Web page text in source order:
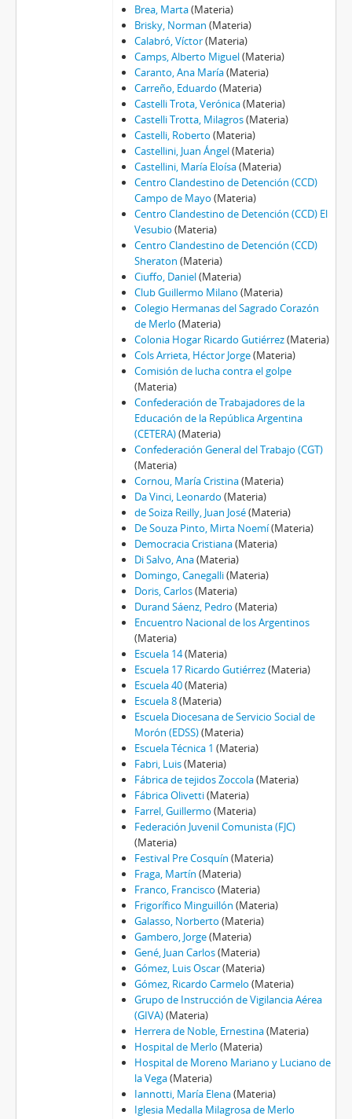
Brea, Marta(Materia)
Brisky, Norman (Materia)
Calabró, Víctor(Materia)
Camps, Alberto Miguel(Materia)
Caranto, Ana María(Materia)
Carreño, Eduardo (Materia)
Castelli Trota, Verónica(Materia)
Castelli Trotta, Milagros(Materia)
Castelli, Roberto (Materia)
Castellini, Juan Ángel(Materia)
Castellini, María Eloísa(Materia)
Centro Clandestino de Detención (CCD)
Campo de Mayo (Materia)
Centro Clandestino de Detención (CCD) El
Vesubio (Materia)
Centro Clandestino de Detención (CCD)
Sheraton (Materia)
Ciuffo, Daniel(Materia)
Club Guillermo Milano (Materia)
Colegio Hermanas del Sagrado Corazón
de Merlo (Materia)
Colonia Hogar Ricardo Gutiérrez(Materia)
Cols Arrieta, Héctor Jorge(Materia)
Comisión de lucha contra el golpe
(Materia)
Confederación de Trabajadores de la
Educación de la República Argentina
(CETERA)(Materia)
Confederación General del Trabajo (CGT)
(Materia)
Cornou, María Cristina(Materia)
Da Vinci, Leonardo (Materia)
de Soiza Reilly, Juan José(Materia)
De Souza Pinto, Mirta Noemí(Materia)
Democracia Cristiana(Materia)
Di Salvo, Ana(Materia)
Domingo, Canegalli(Materia)
Doris, Carlos(Materia)
Durand Sáenz, Pedro (Materia)
Encuentro Nacional de los Argentinos
(Materia)
Escuela 14(Materia)
Escuela 17 Ricardo Gutiérrez(Materia)
Escuela 40(Materia)
Escuela 8(Materia)
Escuela Diocesana de Servicio Social de
Morón (EDSS)(Materia)
Escuela Técnica 1 (Materia)
Fabri, Luis(Materia)
Fábrica de tejidos Zoccola(Materia)
Fábrica Olivetti(Materia)
Farrel, Guillermo (Materia)
Federación Juvenil Comunista (FJC)
(Materia)
Festival Pre Cosquín (Materia)
Fraga, Martín (Materia)
Franco, Francisco (Materia)
Frigorífico Minguillón (Materia)
Galasso, Norberto (Materia)
Gambero, Jorge(Materia)
Gené, Juan Carlos(Materia)
Gómez, Luis Oscar(Materia)
Gómez, Ricardo Carmelo (Materia)
Grupo de Instrucción de Vigilancia Aérea
(GIVA)(Materia)
Herrera de Noble, Ernestina(Materia)
Hospital de Merlo (Materia)
Hospital de Moreno Mariano y Luciano de
la Vega(Materia)
Iannotti, María Elena(Materia)
Iglesia Medalla Milagrosa de Merlo